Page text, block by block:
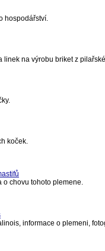
hospodářství.
na výrobu briket z
koček.
o chovu tohoto plemene.
informace o plemeni,